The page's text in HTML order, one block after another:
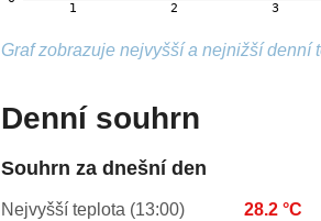
Graf zobrazuje nejvyšší a nejnižší denní
Denní souhrn
Souhrn za dnešní den
Nejvyšší teplota (13:00) 28.2 °C